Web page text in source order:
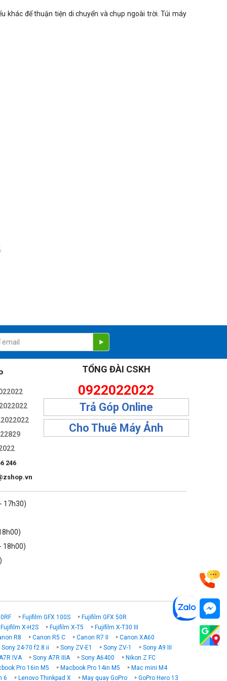
khác để thuận tiện di chuyển và chụp ngoài trời. Túi máy
246
TỔNG ĐÀI CSKH
0922022022
Trả Góp Online
Cho Thuê Máy Ảnh
17h30)
18h00)
Fujifilm GFX 100S
Fujifilm GFX 50R
Fujifilm X-H2S
Fujifilm X-T5
Fujifilm X-T30 III
R8
Canon R5 C Canon R7 II
Canon XA60
Sony 24-70 f2.8 ii
Sony ZV-E1 Sony ZV-1
Sony A9 III
IVA
Sony A7R IIIA Sony A6400
Nikon Z FC
Pro 16in M5
Macbook Pro 14in M5
Mac mini M4
6
Lenovo Thinkpad X May quay GoPro GoPro Hero 13